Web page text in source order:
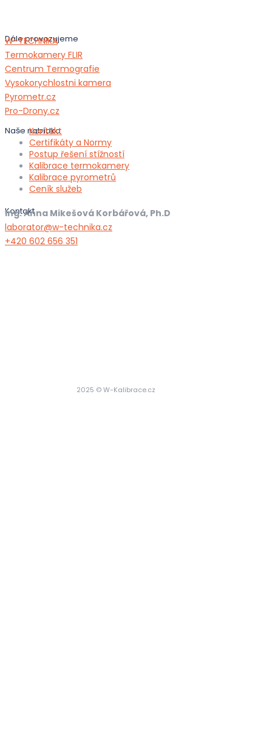
Dále provozujeme
W-TECHNIKA
Termokamery FLIR
Centrum Termografie
Vysokorychlostni kamera
Pyrometr.cz
Pro-Drony.cz
Naše nabídka
Kontakt
Certifikáty a Normy
Postup řešení stížností
Kalibrace termokamery
Kalibrace pyrometrů
Ceník služeb
Kontakt
Ing. Anna Mikešová Korbářová, Ph.D
laborator@w-technika.cz
+420 602 656 351
2025 © W-Kalibrace.cz